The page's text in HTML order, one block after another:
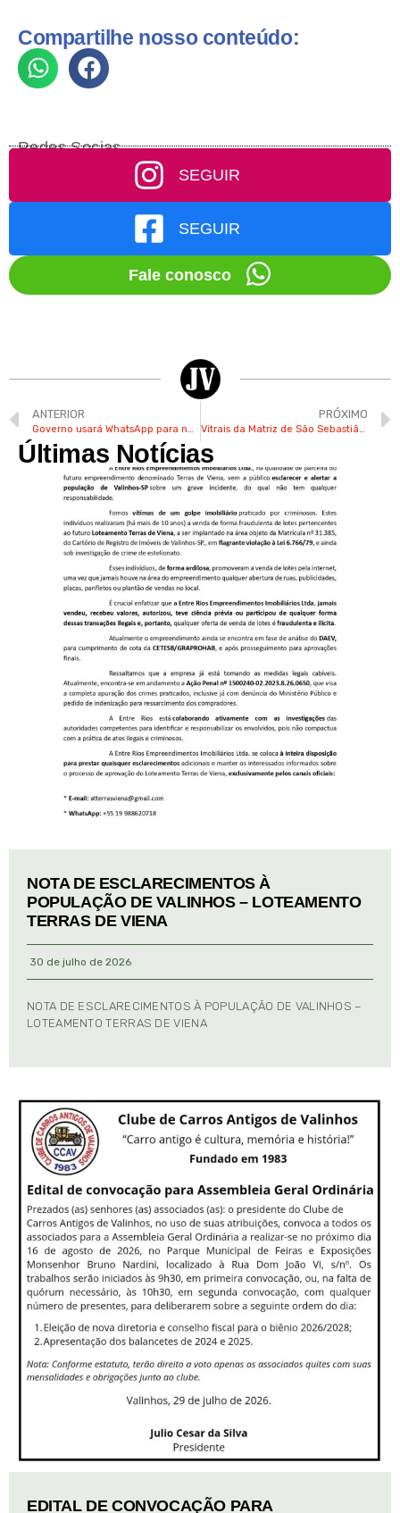
Compartilhe nosso conteúdo:
Redes Socias
SEGUIR
SEGUIR
Fale conosco
ANTERIOR PRÓXIMO
Últimas Notícias
NOTA DE ESCLARECIMENTOS À
POPULAÇÃO DE VALINHOS – LOTEAMENTO
TERRAS DE VIENA
30 de julho de 2026
NOTA DE ESCLARECIMENTOS À POPULAÇÃO DE VALINHOS –
LOTEAMENTO TERRAS DE VIENA
EDITAL DE CONVOCAÇÃO PARA